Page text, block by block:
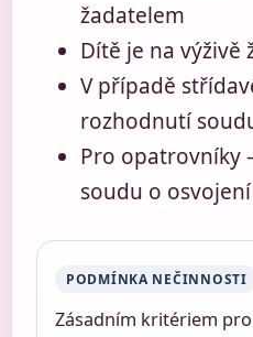
žadatelem
Dítě je na výživě
V případě
rozhodnutí
Pro opatrovníky
soudu o osvojení
PODMÍNKA NEČINNOSTI
Zásadním kritériem